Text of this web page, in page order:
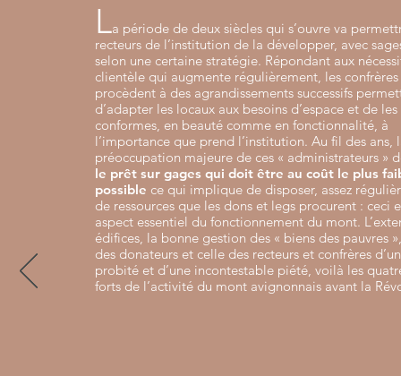
La période de deux siècles qui s’ouvre va
recteurs de l’institution de la développer, avec
selon une certaine stratégie. Répondant aux
clientèle qui augmente régulièrement, les confrères
procèdent à des agrandissements successifs
d’adapter les locaux aux besoins d’espace et de
conformes, en beauté comme en fonctionnalité, à
l’importance que prend l’institution. Au fil des ans,
préoccupation majeure de ces « administrateurs »
le prêt sur gages qui doit être au coût le plus
possible ce qui implique de disposer, assez
de ressources que les dons et legs procurent : ceci
aspect essentiel du fonctionnement du mont.
édifices, la bonne gestion des « biens des pauvres
des donateurs et celle des recteurs et confrères
probité et d’une incontestable piété, voilà les
forts de l’activité du mont avignonnais avant la